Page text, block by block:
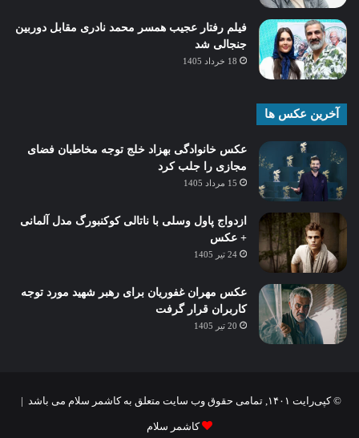
فیلم رفتار عجیب همسر محمد نادری مقابل دوربین
جنجالی شد
18 خرداد 1405
آخرین عکس ها
عکس خانوادگی بهزاد خلج توجه مخاطبان فضای
مجازی را جلب کرد
15 مرداد 1405
ازدواج پاول وسلی با ناتالی کوکنبورگ مدل آلمانی
+ عکس
24 تیر 1405
عکس مهران غفوریان برای رهبر شهید مورد توجه
کاربران قرار گرفت
20 تیر 1405
© کپی‌رایت ۱۴۰۱, تمامی حقوق وب سایت متعلق به کاشمر سلام می باشد |
کاشمر سلام